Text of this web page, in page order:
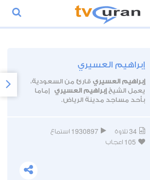
إبراهيم العسيري
إبراهيم العسيري قارئ من السعودية،
يعمل الشيخ إبراهيم العسيري إماما
بأحد مساجد مدينة الرياض.
34 تلاوة 1930897 استماع
105 اعجاب